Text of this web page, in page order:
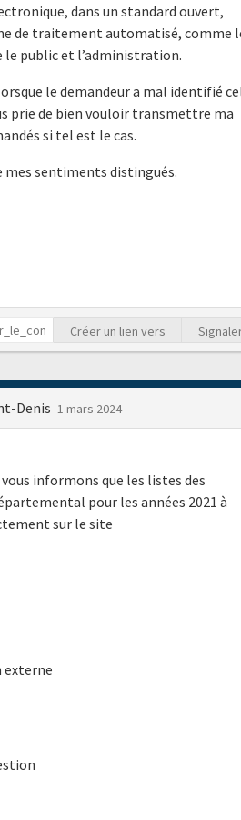
dans un standard ouvert,
de traitement automatisé, comme
le public et l’administration.
le demandeur a mal identifié
prie de bien vouloir transmettre ma
si tel est le cas.
mes sentiments distingués.
Créer un lien vers
Denis 1 mars 2024
informons que les listes des
pour les années 2021 à
sur le site
externe